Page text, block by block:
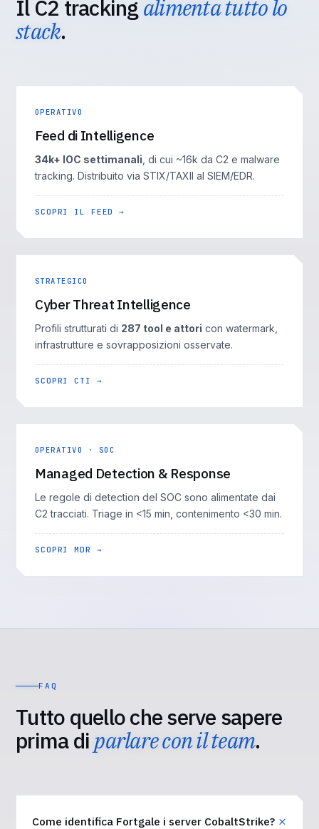
Il C2 tracking alimenta tutto lo
stack.
OPERATIVO
Feed di Intelligence
34k+ IOC settimanali , di cui ~16k da C2 e malware
tracking. Distribuito via STIX/TAXII al SIEM/EDR.
SCOPRI IL FEED →
STRATEGICO
Cyber Threat Intelligence
Profili strutturati di 287 tool e attori con watermark,
infrastrutture e sovrapposizioni osservate.
SCOPRI CTI →
OPERATIVO · SOC
Managed Detection & Response
Le regole di detection del SOC sono alimentate dai
C2 tracciati. Triage in <15 min, contenimento <30 min.
SCOPRI MDR →
FAQ
Tutto quello che serve sapere
prima di parlare con il team.
Come identifica Fortgale i server CobaltStrike?